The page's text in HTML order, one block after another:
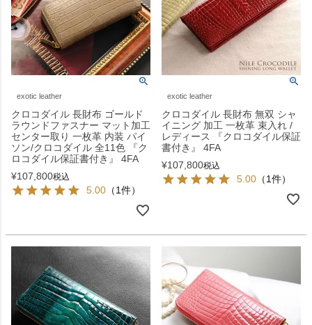
exotic leather
クロコダイル 長財布 ゴールド
ラウンドファスナー マット加工
センター取り 一枚革 内装 パイ
ソン/クロコダイル 全11色 『ク
ロコダイル保証書付き』 4FA
¥107,800税込
5.00 （1件）
exotic leather
クロコダイル 長財布 無双 シャ
イニング 加工 一枚革 束入れ /
レディース 『クロコダイル保証
書付き』 4FA
¥107,800税込
5.00 （1件）